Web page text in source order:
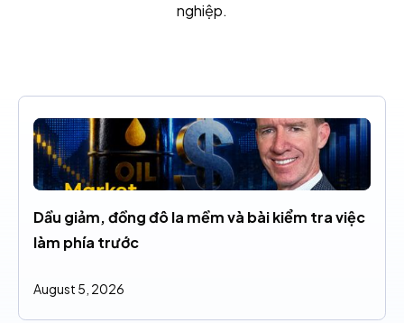
nghiệp.
Dầu giảm, đồng đô la mềm và bài kiểm tra việc
làm phía trước
August 5, 2026